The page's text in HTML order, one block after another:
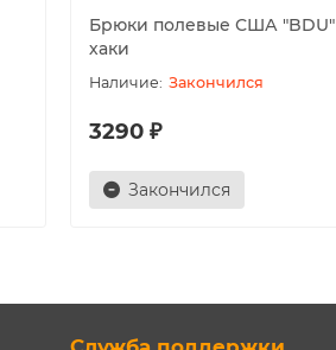
Брюки полевые США "BDU"
хаки
Закончился
3290 ₽
Закончился